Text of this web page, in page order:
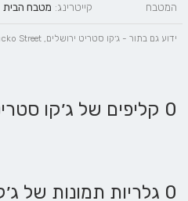
המטבח קייטרינג: מטבח הבית
ידוע גם בתור - ג׳קו סטריט ירושלים, Jacko Street
0 קליפים של ג׳קו סטריט | Jacko Street